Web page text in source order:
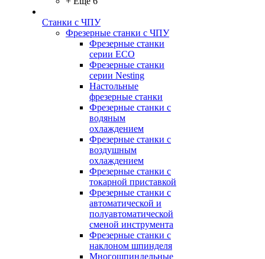
Станки с ЧПУ
Фрезерные станки с ЧПУ
Фрезерные станки
серии ECO
Фрезерные станки
серии Nesting
Настольные
фрезерные станки
Фрезерные станки с
водяным
охлаждением
Фрезерные станки с
воздушным
охлаждением
Фрезерные станки с
токарной приставкой
Фрезерные станки с
автоматической и
полуавтоматической
сменой инструмента
Фрезерные станки с
наклоном шпинделя
Многошпиндельные